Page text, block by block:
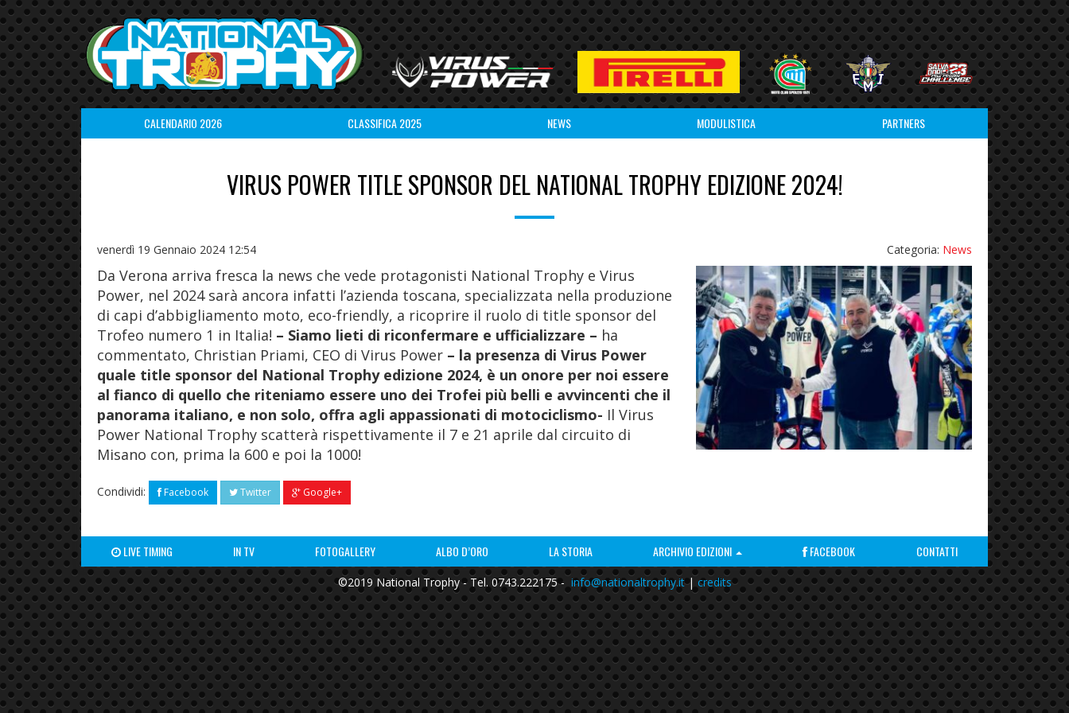
CALENDARIO 2026 CLASSIFICA 2025 NEWS MODULISTICA PARTNERS
VIRUS POWER TITLE SPONSOR DEL NATIONAL TROPHY EDIZIONE 2024!
venerdì 19 Gennaio 2024 12:54 Categoria: News
Da Verona arriva fresca la news che vede protagonisti National Trophy e Virus
Power, nel 2024 sarà ancora infatti l’azienda toscana, specializzata nella produzione
di capi d’abbigliamento moto, eco-friendly, a ricoprire il ruolo di title sponsor del
Trofeo numero 1 in Italia! – Siamo lieti di riconfermare e ufficializzare – ha
commentato, Christian Priami, CEO di Virus Power – la presenza di Virus Power
quale title sponsor del National Trophy edizione 2024, è un onore per noi essere
al fianco di quello che riteniamo essere uno dei Trofei più belli e avvincenti che il
panorama italiano, e non solo, offra agli appassionati di motociclismo- Il Virus
Power National Trophy scatterà rispettivamente il 7 e 21 aprile dal circuito di
Misano con, prima la 600 e poi la 1000!
Condividi: Facebook Twitter Google+
LIVE TIMING IN TV FOTOGALLERY ALBO D’ORO LA STORIA ARCHIVIO EDIZIONI FACEBOOK CONTATTI
©2019 National Trophy - Tel. 0743.222175 - info@nationaltrophy.it| credits